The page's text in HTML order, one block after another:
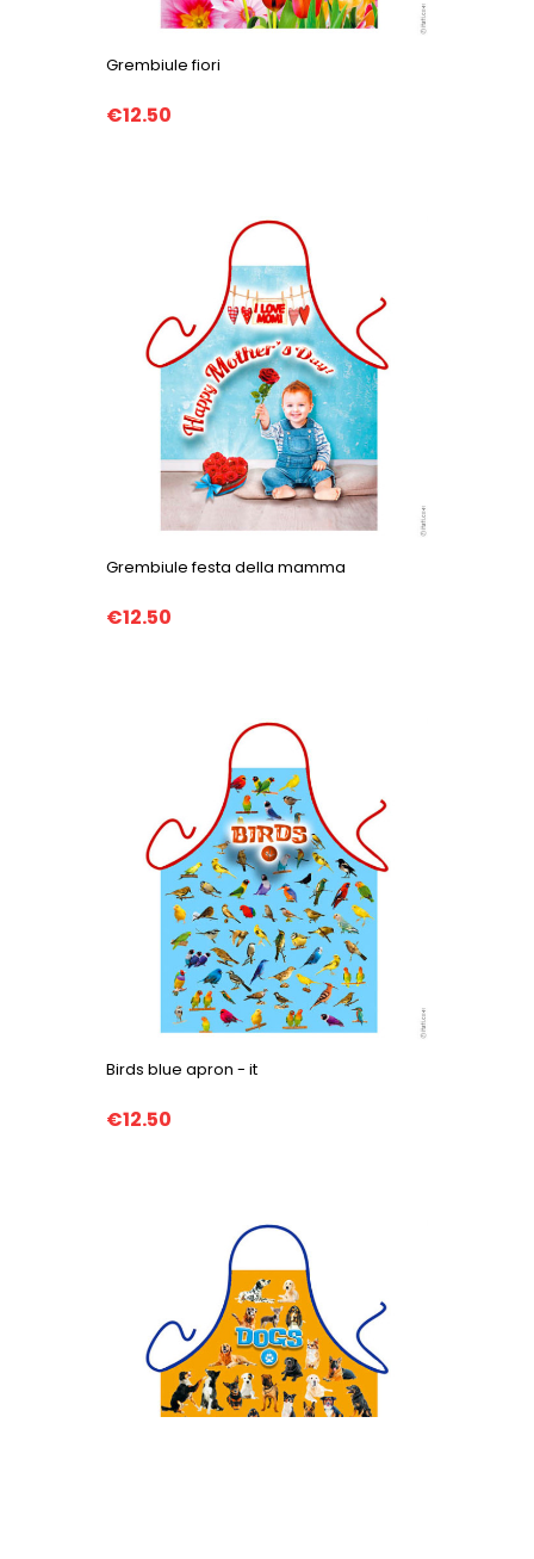
Grembiule fiori
€12.50
Grembiule festa della mamma
€12.50
Birds blue apron - it
€12.50